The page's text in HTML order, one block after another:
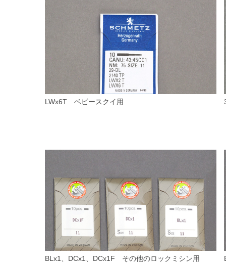
LWx6T ベビースクイ用
BLx1、DCx1、DCx1F その他のロックミシン用